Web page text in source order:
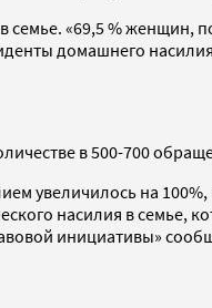
«69,5 % женщин,
домашнего
в 500-700
увеличилось на
насилия в семье,
инициативы»